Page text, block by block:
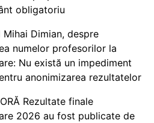
obligatoriu
Mihai Dimian, despre
numelor profesorilor la
Nu există un impediment
anonimizarea rezultatelor
Rezultate finale
2026 au fost publicate de